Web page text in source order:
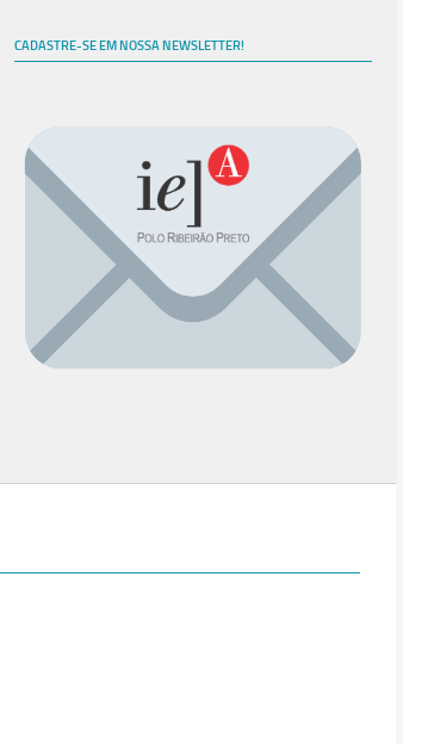
CADASTRE-SE EM NOSSA NEWSLETTER!